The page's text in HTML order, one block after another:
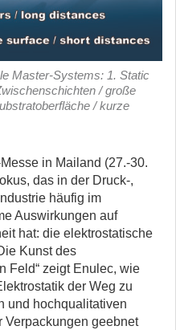
Master-Systems: 1. Static
/ große
/ kurze
in Mailand (27.-30.
das in der Druck-,
häufig im
Auswirkungen auf
hat: die elektrostatische
Kunst des
Feld“ zeigt Enulec, wie
der Weg zu
und hochqualitativen
Verpackungen geebnet